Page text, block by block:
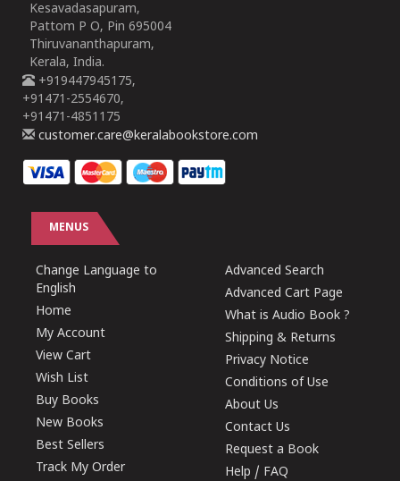
Kesavadasapuram,
Pattom P O, Pin 695004
Thiruvananthapuram,
Kerala, India.
+919447945175,
+91471-2554670,
+91471-4851175
customer.care@keralabookstore.com
MENUS
Change Language to
English
Home
My Account
View Cart
Wish List
Buy Books
New Books
Best Sellers
Track My Order
Advanced Search
Advanced Cart Page
What is Audio Book ?
Shipping & Returns
Privacy Notice
Conditions of Use
About Us
Contact Us
Request a Book
Help / FAQ